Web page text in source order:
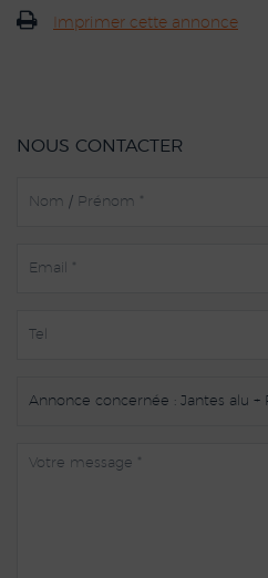
Imprimer cette annonce
NOUS CONTACTER